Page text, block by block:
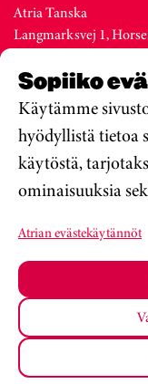
Sopiiko
Käytämme
hyödyllistä tietoa
käytöstä,
ominaisuuksia
Atrian evästekäytännöt
Atria Tanska
Langmarksvej 1,
Denmark
Vaihde +45 76 28 25 00
Atria Viro
Metsa str. 19, Valga
Estonia
Vaihde +372 76 79 900
Atria Oyj
Muuta